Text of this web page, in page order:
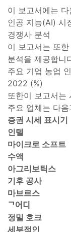
이 보고서에는
인공 지능(AI) 시
경쟁사 분석
이 보고서는 또
분석을 제공합니
주요 기업 농업
2022 (%)
또한이 보고서는
주요 업체는 다
증권 시세 표시기
인텔
마이크로 소프트
수액
아그리보틱스
기후 공사
마브르스
ᄀ어디
정밀 호크
세부적인